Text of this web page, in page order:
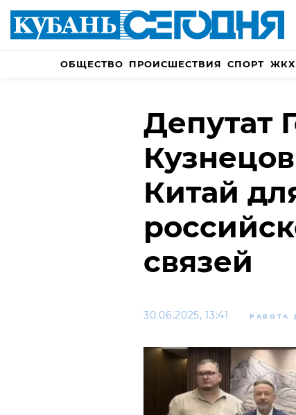
ОБЩЕСТВО ПРОИСШЕСТВИЯ СПОРТ ЖКХ
Депутат
Китай
связей
30.06.2025, 13:41 РАБОТА